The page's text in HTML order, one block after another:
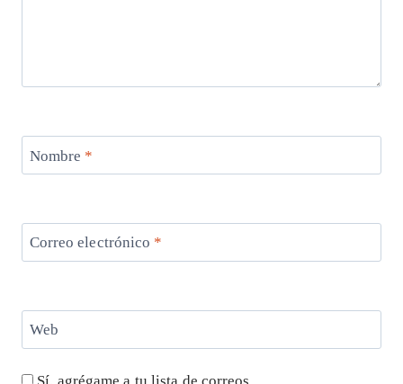
Nombre *
Correo electrónico *
Web